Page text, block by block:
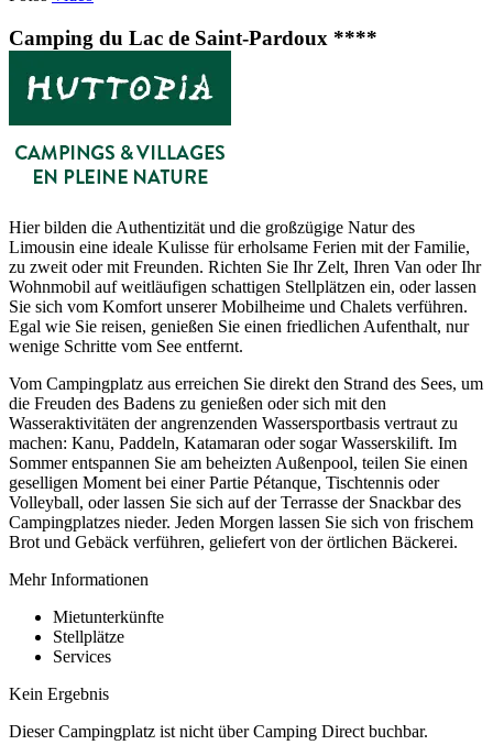
Camping du Lac de Saint-Pardoux ****
Hier bilden die Authentizität und die großzügige Natur des
Limousin eine ideale Kulisse für erholsame Ferien mit der Familie,
zu zweit oder mit Freunden. Richten Sie Ihr Zelt, Ihren Van oder Ihr
Wohnmobil auf weitläufigen schattigen Stellplätzen ein, oder lassen
Sie sich vom Komfort unserer Mobilheime und Chalets verführen.
Egal wie Sie reisen, genießen Sie einen friedlichen Aufenthalt, nur
wenige Schritte vom See entfernt.
Vom Campingplatz aus erreichen Sie direkt den Strand des Sees, um
die Freuden des Badens zu genießen oder sich mit den
Wasseraktivitäten der angrenzenden Wassersportbasis vertraut zu
machen: Kanu, Paddeln, Katamaran oder sogar Wasserskilift. Im
Sommer entspannen Sie am beheizten Außenpool, teilen Sie einen
geselligen Moment bei einer Partie Pétanque, Tischtennis oder
Volleyball, oder lassen Sie sich auf der Terrasse der Snackbar des
Campingplatzes nieder. Jeden Morgen lassen Sie sich von frischem
Brot und Gebäck verführen, geliefert von der örtlichen Bäckerei.
Mehr Informationen
Mietunterkünfte
Stellplätze
Services
Kein Ergebnis
Dieser Campingplatz ist nicht über Camping Direct buchbar.